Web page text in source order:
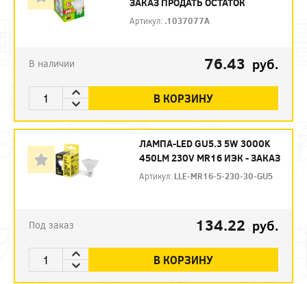
Артикул: .1037077A
В наличии 76.43 руб.
В КОРЗИНУ
ЛАМПА-LED GU5.3 5W 3000K
450LM 230V MR16 ИЭК - ЗАКАЗ
Артикул: LLE-MR16-5-230-30-GU5
Под заказ 134.22 руб.
В КОРЗИНУ